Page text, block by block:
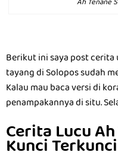
Ah Tenane
Berikut ini saya post cerita
tayang di Solopos sudah
Kalau mau baca versi di
penampakannya di situ.
Cerita Lucu
Kunci Terkunci